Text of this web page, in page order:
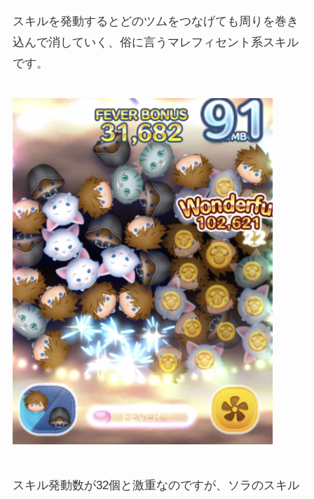
スキルを発動するとどのツムをつなげても周りを巻き
込んで消していく、俗に言うマレフィセント系スキル
です。
スキル発動数が32個と激重なのですが、ソラのスキル